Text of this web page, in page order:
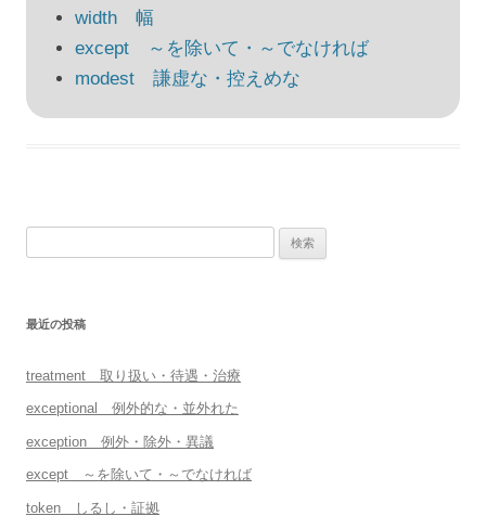
width 幅
except ～を除いて・～でなければ
modest 謙虚な・控えめな
最近の投稿
treatment 取り扱い・待遇・治療
exceptional 例外的な・並外れた
exception 例外・除外・異議
except ～を除いて・～でなければ
token しるし・証拠